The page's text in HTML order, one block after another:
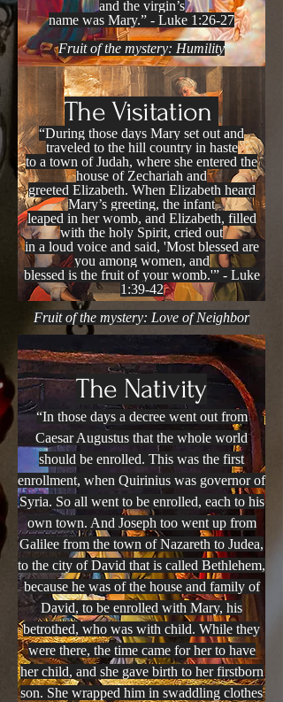
and the virgin’s
name was Mary.” - Luke 1:26-27
Fruit of the mystery: Humility
The Visitation
“During those days Mary set out and
traveled to the hill country in haste
to a town of Judah, where she entered the
house of Zechariah and
greeted Elizabeth. When Elizabeth heard
Mary’s greeting, the infant
leaped in her womb, and Elizabeth, filled
with the holy Spirit, cried out
in a loud voice and said, 'Most blessed are
you among women, and
blessed is the fruit of your womb.'” - Luke
1:39-42
Fruit of the mystery: Love of Neighbor
The Nativity
“In those days a decree went out from
Caesar Augustus that the whole world
should be enrolled. This was the first
enrollment, when Quirinius was governor of
Syria. So all went to be enrolled, each to his
own town. And Joseph too went up from
Galilee from the town of Nazareth to Judea,
to the city of David that is called Bethlehem,
because he was of the house and family of
David, to be enrolled with Mary, his
betrothed, who was with child. While they
were there, the time came for her to have
her child, and she gave birth to her firstborn
son. She wrapped him in swaddling clothes